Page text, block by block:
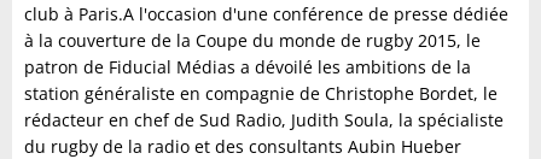
club à Paris.A l'occasion d'une conférence de presse dédiée
à la couverture de la Coupe du monde de rugby 2015, le
patron de Fiducial Médias a dévoilé les ambitions de la
station généraliste en compagnie de Christophe Bordet, le
rédacteur en chef de Sud Radio, Judith Soula, la spécialiste
du rugby de la radio et des consultants Aubin Hueber